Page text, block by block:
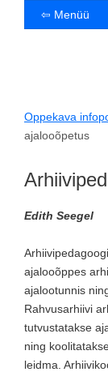
⇦ Menüü
Oppekava
ajalooõpetus
Edith Seegel
ajalooõppes
ajalootunnis
Rahvusarhiivi
tutvustatakse
ning
leidma.